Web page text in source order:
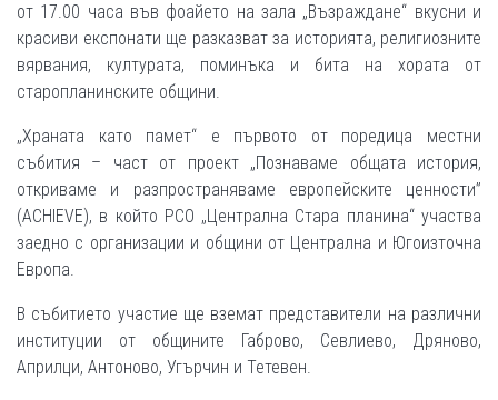
от 17.00 часа във фоайето на зала „Възраждане“ вкусни и
красиви експонати ще разказват за историята, религиозните
вярвания, културата, поминъка и бита на хората от
старопланинските общини.
„Храната като памет“ е първото от поредица местни
събития – част от проект „Познаваме общата история,
откриваме и разпространяваме европейските ценности”
(ACHIEVE), в който РСО „Централна Стара планина“ участва
заедно с организации и общини от Централна и Югоизточна
Европа.
В събитието участие ще вземат представители на различни
институции от общините Габрово, Севлиево, Дряново,
Априлци, Антоново, Угърчин и Тетевен.